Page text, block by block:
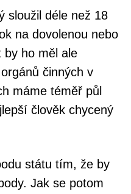
sloužil déle než 18
na dovolenou nebo
by ho měl ale
činných v
máme téměř půl
člověk chycený
státu tím, že by
Jak se potom